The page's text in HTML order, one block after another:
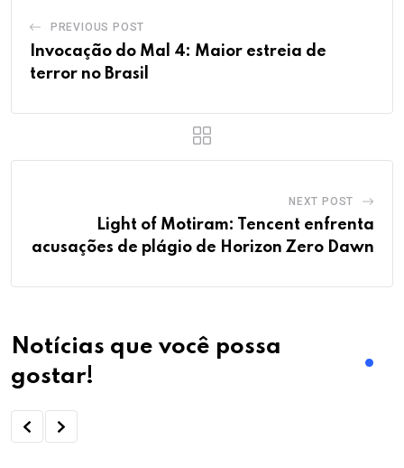
PREVIOUS POST
Invocação do Mal 4: Maior estreia de
terror no Brasil
NEXT POST
Light of Motiram: Tencent enfrenta
acusações de plágio de Horizon Zero Dawn
Notícias que você possa
gostar!